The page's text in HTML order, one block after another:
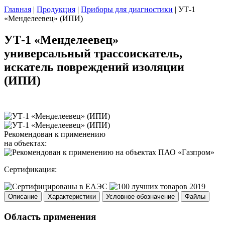
Главная | Продукция | Приборы для диагностики | УТ-1
«Менделеевец» (ИПИ)
УТ-1 «Менделеевец»
универсальный трассоискатель,
искатель повреждений изоляции
(ИПИ)
Рекомендован к применению
на объектах:
Сертификация:
Описание Характеристики Условное обозначение Файлы
Область применения